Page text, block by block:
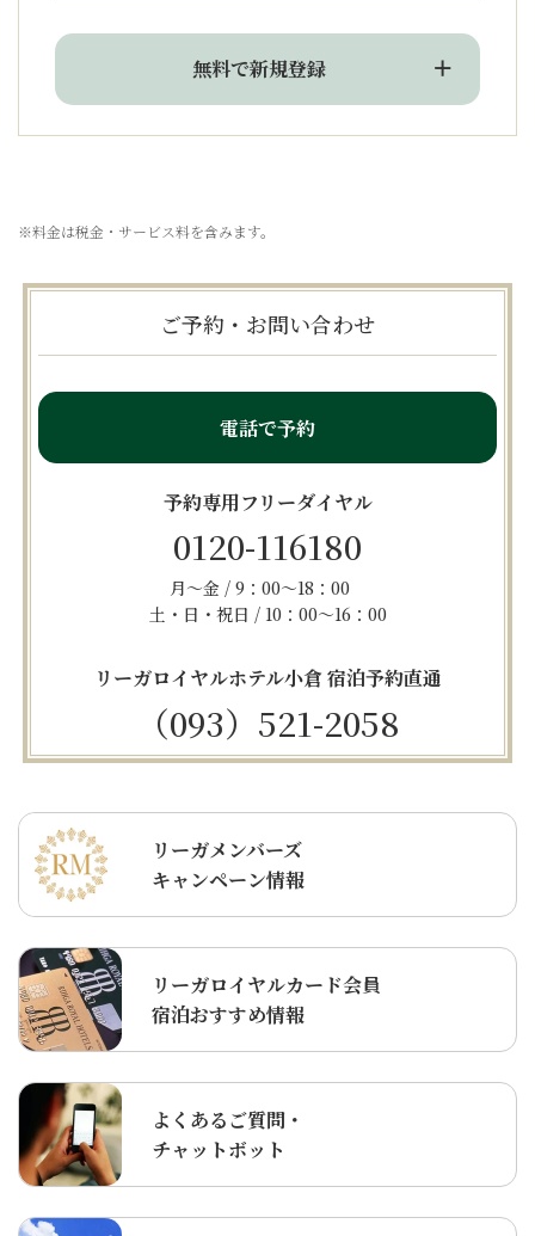
無料で新規登録
※料金は税金・サービス料を含みます。
ご予約・お問い合わせ
電話で予約
予約専用フリーダイヤル
0120-116180
月～金 / 9：00～18：00
土・日・祝日 / 10：00～16：00
リーガロイヤルホテル小倉 宿泊予約直通
（093）521-2058
リーガメンバーズ
キャンペーン情報
リーガロイヤルカード会員
宿泊おすすめ情報
よくあるご質問・
チャットボット